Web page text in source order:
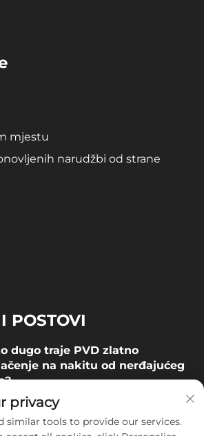
mjestu
narudžbi od strane
POSTOVI
dugo traje PVD zlatno
na nakitu od nerđajućeg
05, 2025
privacy
similar tools to provide our services.